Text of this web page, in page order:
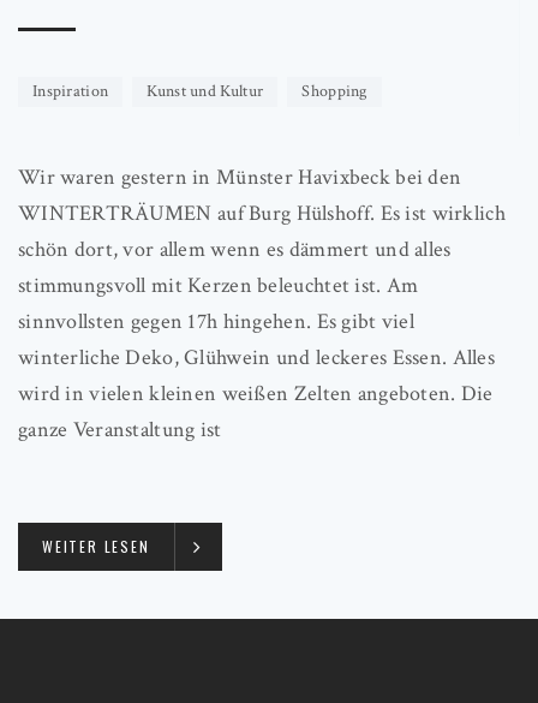
Inspiration Kunst und Kultur Shopping
Wir waren gestern in Münster Havixbeck bei den
WINTERTRÄUMEN auf Burg Hülshoff. Es ist wirklich
schön dort, vor allem wenn es dämmert und alles
stimmungsvoll mit Kerzen beleuchtet ist. Am
sinnvollsten gegen 17h hingehen. Es gibt viel
winterliche Deko, Glühwein und leckeres Essen. Alles
wird in vielen kleinen weißen Zelten angeboten. Die
ganze Veranstaltung ist
WEITER LESEN